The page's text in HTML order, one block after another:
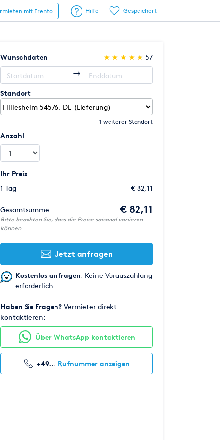
Gespeichert
mit Erento Hilfe
Wunschdaten (*)
★
★
(*) ★
★
(*) ★
★
(*) ★
★
(*) ★
★ 57
Standort
1 weiterer Standort
Anzahl
Ihr Preis
1 Tag
€ 82,11
Gesamtsumme € 82,11
Bitte beachten Sie, dass die Preise saisonal variieren
können
Jetzt anfragen
Kostenlos anfragen: Keine Vorauszahlung
erforderlich
Haben Sie Fragen? Vermieter direkt
kontaktieren:
Über WhatsApp kontaktieren
+49... Rufnummer anzeigen